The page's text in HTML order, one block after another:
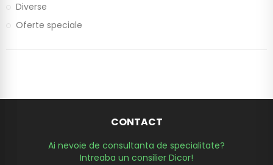
Diverse
Oferte speciale
CONTACT
Ai nevoie de consultanta de specialitate?
Intreaba un consilier Dicor!